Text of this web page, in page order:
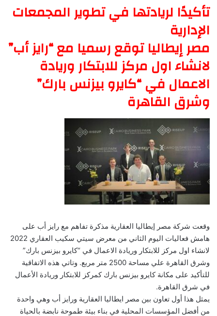
تأكيدًا لريادتها في تطوير المجمعات
الإدارية
مصر إيطاليا توقع رسميا مع “رايز أب”
لانشاء اول مركز للابتكار وريادة
الاعمال في “كايرو بيزنس بارك”
وشرق القاهرة
وقعت شركة مصر إيطاليا العقارية مذكرة تفاهم مع رايز أب على
هامش فعاليات اليوم الثاني من معرض سيتي سكيب العقاري 2022
لانشاء اول مركز للابتكار وريادة الاعمال في “كايرو بيزنس بارك”
وشرق القاهرة علي مساحة 2500 متر مربع. وتاتي هذه الاتفاقية
للتأكيد على مكانة كايرو بيزنس بارك كمركز للابتكار وريادة الأعمال
في شرق القاهرة.
يمثل هذا أول تعاون بين مصر ايطاليا العقارية ورايز أب وهي واحدة
من أفضل المؤسسات المحلية في بناء بيئة طموحة نابضة بالحياة